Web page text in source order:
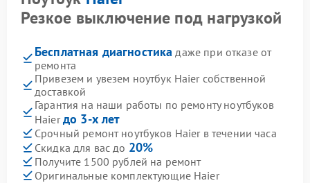
Резкое выключение под нагрузкой
Бесплатная диагностика даже при отказе от
ремонта
Привезем и увезем ноутбук Haier собственной
доставкой
Гарантия на наши работы по ремонту ноутбуков
Haierдо 3-х лет
Срочный ремонт ноутбуков Haier в течении часа
Скидка для вас до 20%
Получите 1500 рублей на ремонт
Оригинальные комплектующие Haier